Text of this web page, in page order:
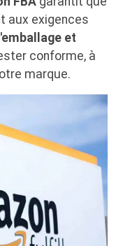
aux exigences
et
conforme, à
marque.